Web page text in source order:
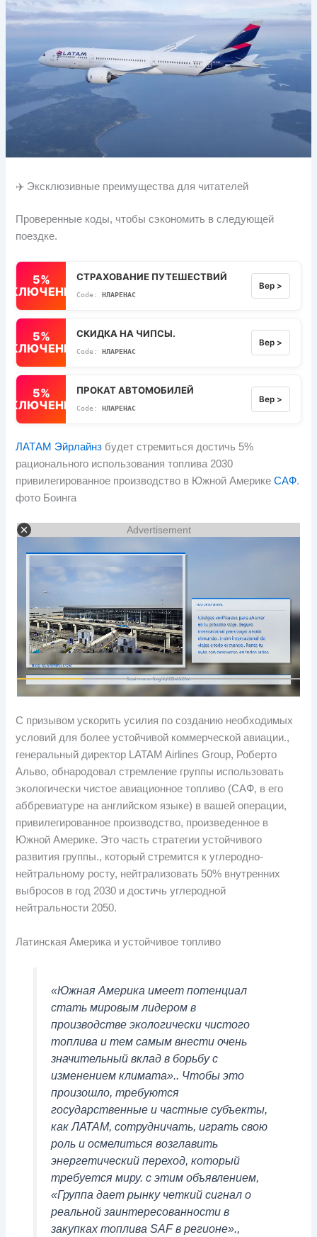
✈️ Эксклюзивные преимущества для читателей
Проверенные коды, чтобы сэкономить в следующей
поездке.
5%
СТРАХОВАНИЕ ПУТЕШЕСТВИЙ
НЛАРЕНАС
Вер >
5%
СКИДКА НА ЧИПСЫ.
НЛАРЕНАС
Вер >
5%
ПРОКАТ АВТОМОБИЛЕЙ
НЛАРЕНАС
Вер >
ЛАТАМ Эйрлайнз будет стремиться достичь 5%
рационального использования топлива 2030
привилегированное производство в Южной АмерикеСАФ.
фото Боинга
Advertisement
С призывом ускорить усилия по созданию необходимых
условий для более устойчивой коммерческой авиации.,
генеральный директор LATAM Airlines Group, Роберто
Альво, обнародовал стремление группы использовать
экологически чистое авиационное топливо (САФ, в его
аббревиатуре на английском языке) в вашей операции,
привилегированное производство, произведенное в
Южной Америке. Это часть стратегии устойчивого
развития группы., который стремится к углеродно-
нейтральному росту, нейтрализовать 50% внутренних
выбросов в год 2030 и достичь углеродной
нейтральности 2050.
Латинская Америка и устойчивое топливо
«Южная Америка имеет потенциал
стать мировым лидером в
производстве экологически чистого
топлива и тем самым внести очень
значительный вклад в борьбу с
изменением климата».. Чтобы это
произошло, требуются
государственные и частные субъекты,
как ЛАТАМ, сотрудничать, играть свою
роль и осмелиться возглавить
энергетический переход, который
требуется миру. с этим объявлением,
«Группа дает рынку четкий сигнал о
реальной заинтересованности в
закупках топлива SAF в регионе».,